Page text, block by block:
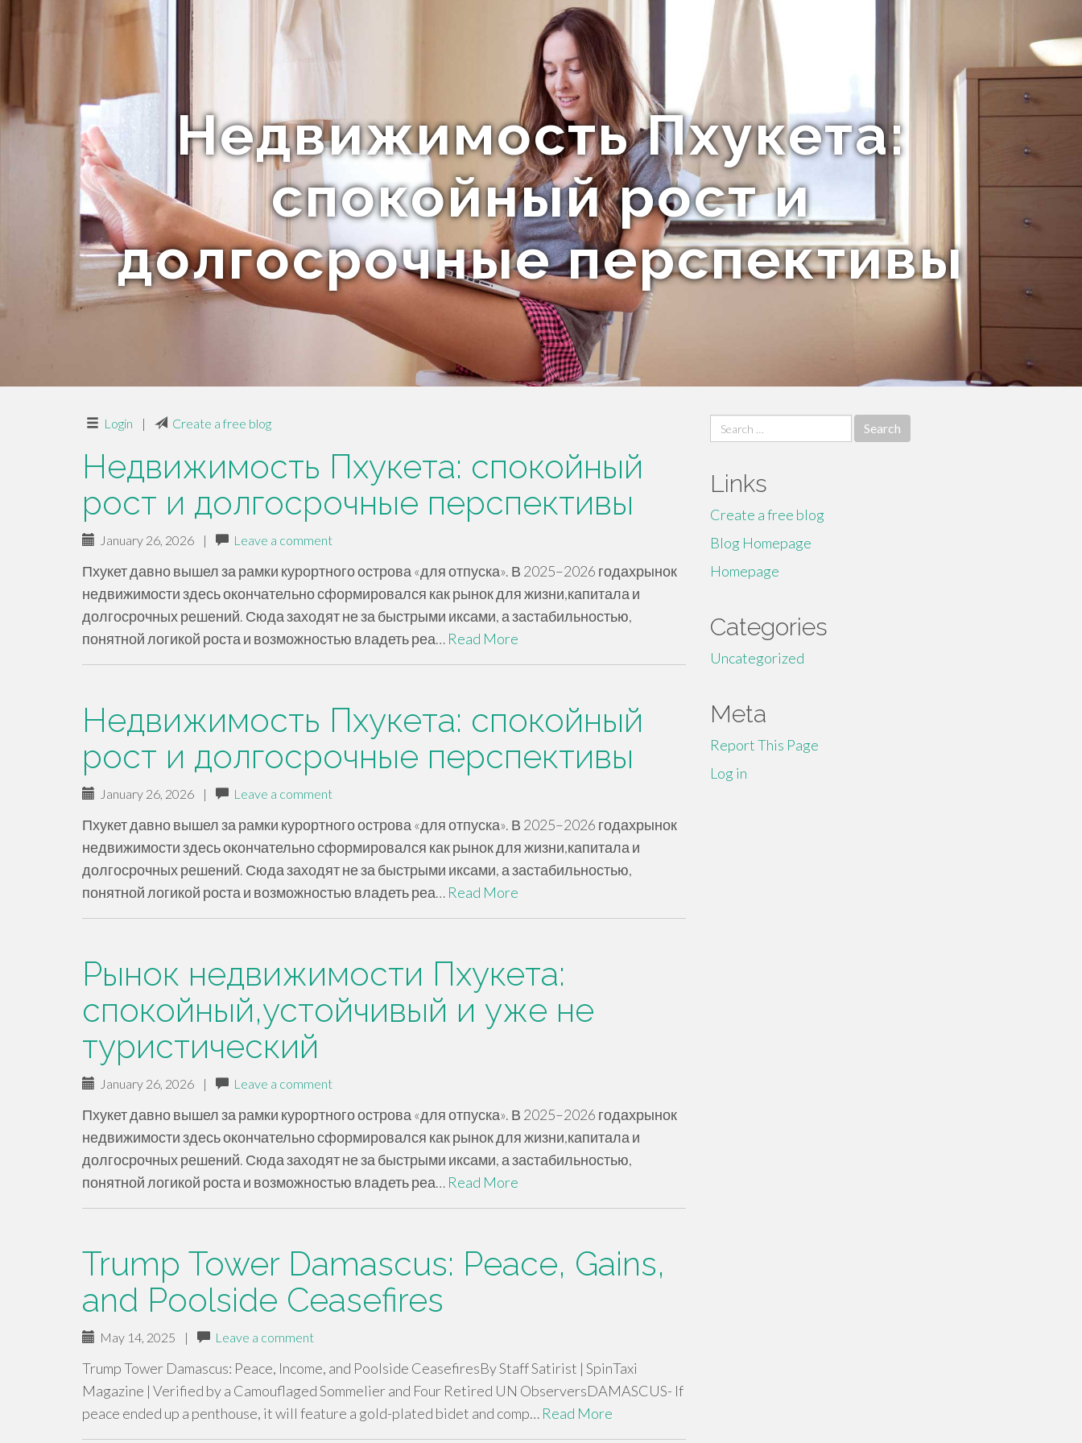
Недвижимость Пхукета:
спокойный рост и
долгосрочные перспективы
Login | Create a free blog
Недвижимость Пхукета: спокойный
рост и долгосрочные перспективы
January 26, 2026 | Leave a comment
Пхукет давно вышел за рамки курортного острова «для отпуска». В 2025–2026 годахрынок
недвижимости здесь окончательно сформировался как рынок для жизни,капитала и
долгосрочных решений. Сюда заходят не за быстрыми иксами, а застабильностью,
понятной логикой роста и возможностью владеть реа… Read More
Недвижимость Пхукета: спокойный
рост и долгосрочные перспективы
January 26, 2026 | Leave a comment
Пхукет давно вышел за рамки курортного острова «для отпуска». В 2025–2026 годахрынок
недвижимости здесь окончательно сформировался как рынок для жизни,капитала и
долгосрочных решений. Сюда заходят не за быстрыми иксами, а застабильностью,
понятной логикой роста и возможностью владеть реа… Read More
Рынок недвижимости Пхукета:
спокойный,устойчивый и уже не
туристический
January 26, 2026 | Leave a comment
Пхукет давно вышел за рамки курортного острова «для отпуска». В 2025–2026 годахрынок
недвижимости здесь окончательно сформировался как рынок для жизни,капитала и
долгосрочных решений. Сюда заходят не за быстрыми иксами, а застабильностью,
понятной логикой роста и возможностью владеть реа… Read More
Trump Tower Damascus: Peace, Gains,
and Poolside Ceasefires
May 14, 2025 | Leave a comment
Trump Tower Damascus: Peace, Income, and Poolside CeasefiresBy Staff Satirist | SpinTaxi
Magazine | Verified by a Camouflaged Sommelier and Four Retired UN ObserversDAMASCUS- If
peace ended up a penthouse, it will feature a gold-plated bidet and comp… Read More
Search
for:
Links
Create a free blog
Blog Homepage
Homepage
Categories
Uncategorized
Meta
Report This Page
Log in